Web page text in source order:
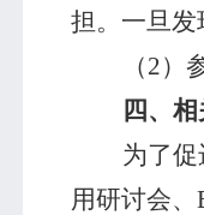
担。一旦发
（2）
四、
为了
用研讨会、